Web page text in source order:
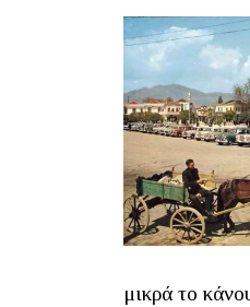
μικρά το